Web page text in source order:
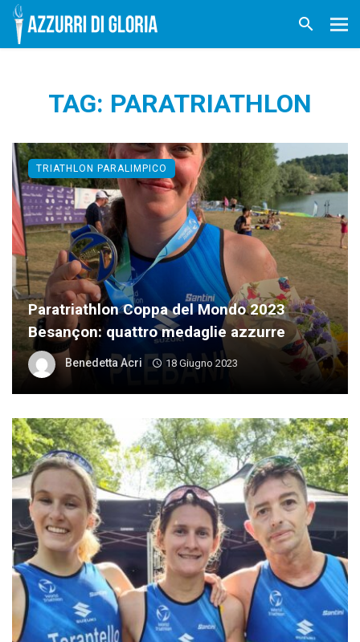
TAG: PARATRIATHLON
Paratriathlon Coppa del Mondo 2023
Besançon: quattro medaglie azzurre
Benedetta Acri 18 Giugno 2023
TRIATHLON PARALIMPICO